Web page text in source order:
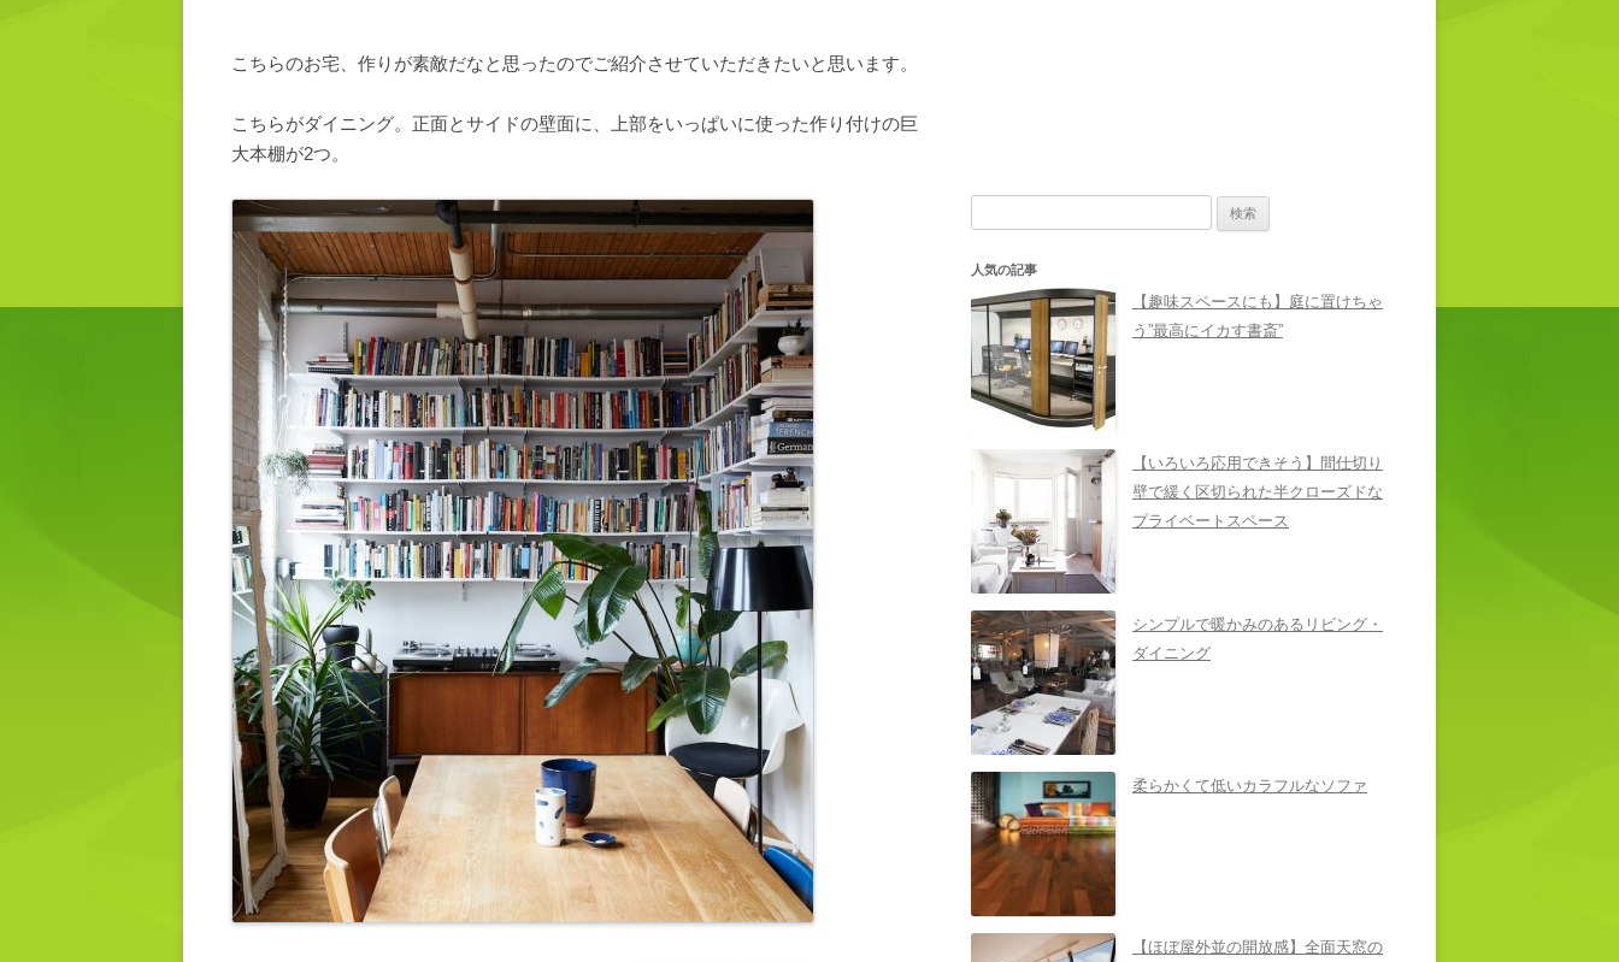
こちらのお宅、作りが素敵だなと思ったのでご紹介させていただきたいと思います。
こちらがダイニング。正面とサイドの壁面に、上部をいっぱいに使った作り付けの巨
大本棚が2つ。
人気の記事
【趣味スペースにも】庭に置けちゃ
う”最高にイカす書斎”
【いろいろ応用できそう】間仕切り
壁で緩く区切られた半クローズドな
プライベートスペース
シンプルで暖かみのあるリビング・
ダイニング
柔らかくて低いカラフルなソファ
【ほぼ屋外並の開放感】全面天窓の